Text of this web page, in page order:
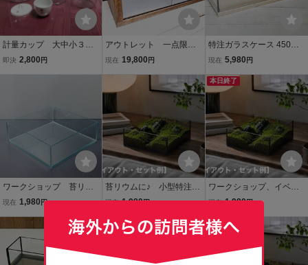
計量カップ 大中小３
個 ビーカー 高級ガラ
即決 2,800 円
アウトレット 一点限
定 大型木製 爬虫類
0ｘＤ600ｘＨ500ｍｍ
リクガメ、トカゲ、小
動物、爬虫類飼育等に
現在 19,800 円
特注ガラスケース 450ｘ1
50ｘ155mm 店舗ディス
ラモデル、ディアゴステ
ィーニ、サインボール等
現在 5,980 円
ワークショップ 苔リウ
ムイベントに♪ 小型特注
ｘ100㎜ コケリウム・植
物レイアウト、ハイドロ
植物、水盤等に
現在 1,980 円
苔リウムに♪ 小型特注ガ
ラスケース 200ｘ200ｘ
レイアアウト、ハイドロ
植物、水盤等に
現在 1,980円
本日終了
ワークショップ、イベン
トにムに♪ 小型特注ガラ
㎜ コケリウム・植物レ
イアアウト、ハイドロ植
物、水盤等に
現在 1,980円
本日終了